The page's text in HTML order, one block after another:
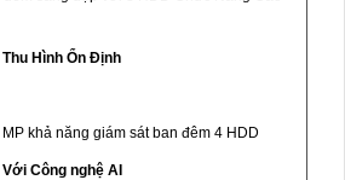
Hình Ổn Định
khả năng giám sát ban đêm 4 HDD
Công nghệ AI